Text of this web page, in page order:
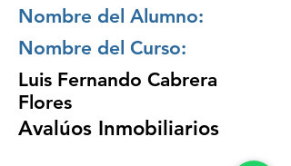
Nombre del Alumno:
Nombre del Curso:
Luis Fernando Cabrera
Flores
Avalúos Inmobiliarios